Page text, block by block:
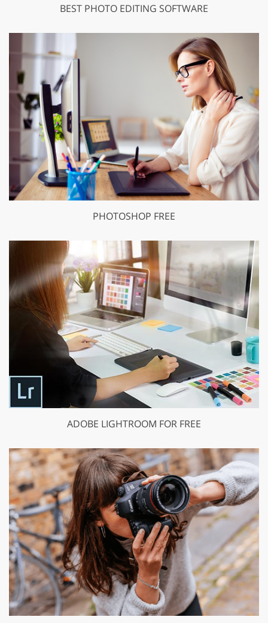
BEST PHOTO EDITING SOFTWARE
PHOTOSHOP FREE
ADOBE LIGHTROOM FOR FREE